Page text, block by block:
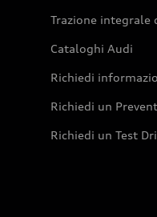
Trazione integrale
Cataloghi Audi
Richiedi
Richiedi un
Richiedi un Test